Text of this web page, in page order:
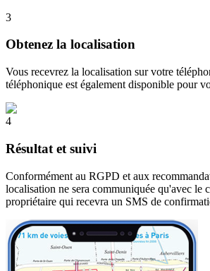
3
Obtenez la localisation
Vous recevrez la localisation sur votre
téléphonique est également disponible pour
4
Résultat et suivi
Conformément au RGPD et aux
localisation ne sera communiquée qu'avec le
propriétaire qui recevra un SMS de